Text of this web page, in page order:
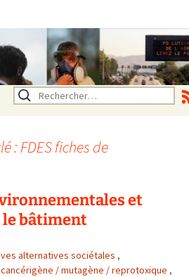
Rechercher :
: FDES fiches de
et
bâtiment
alternatives sociétales ,
/ mutagène / reprotoxique ,